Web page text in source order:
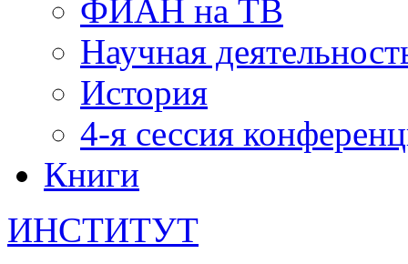
ФИАН на ТВ
Научная
История
4-я сессия
Книги
ИНСТИТУТ